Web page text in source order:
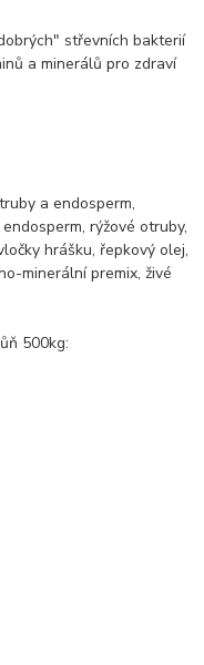
střevních bakterií
a minerálů pro zdraví
a endosperm,
rýžové otruby,
hrášku, řepkový olej,
minerální premix, živé
500kg: